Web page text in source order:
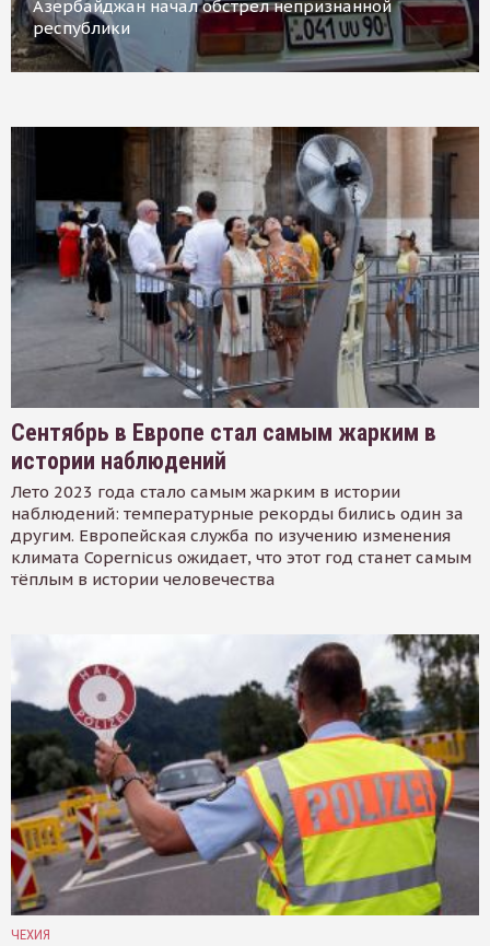
Азербайджан начал обстрел непризнанной
республики
Сентябрь в Европе стал самым жарким в
истории наблюдений
Лето 2023 года стало самым жарким в истории
наблюдений: температурные рекорды бились один за
другим. Европейская служба по изучению изменения
климата Copernicus ожидает, что этот год станет самым
тёплым в истории человечества
ЧЕХИЯ